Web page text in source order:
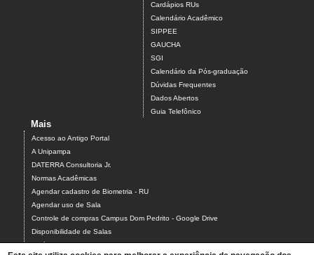
Cardápios RUs
Calendário Acadêmico
SIPPEE
GAUCHA
SGI
Calendário da Pós-graduação
Dúvidas Frequentes
Dados Abertos
Guia Telefônico
Mais
Acesso ao Antigo Portal
A Unipampa
DATERRA Consultoria Jr.
Normas Acadêmicas
Agendar cadastro de Biometria - RU
Agendar uso de Sala
Controle de compras Campus Dom Pedrito - Google Drive
Disponibilidade de Salas
Estágios